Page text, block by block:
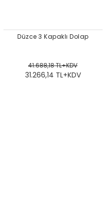
Düzce 3 Kapaklı Dolap
41.688,18 TL+KDV
31.266,14 TL+KDV